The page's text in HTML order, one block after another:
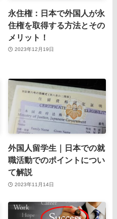
永住権：日本で外国人が永
住権を取得する方法とその
メリット！
2023年12月19日
外国人留学生｜日本での就
職活動でのポイントについ
て解説
2023年11月14日